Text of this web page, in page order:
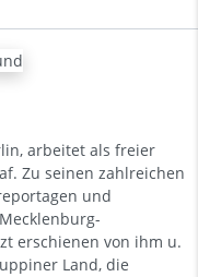
arbeitet als freier
Zu seinen zahlreichen
und
erschienen von ihm u.
Land, die